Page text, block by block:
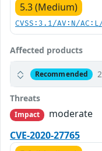
5.3 (Medium)
CVSS:3.1/AV:N/
Affected products
Recommended
Threats
Impact
moderate
CVE-2020-27765